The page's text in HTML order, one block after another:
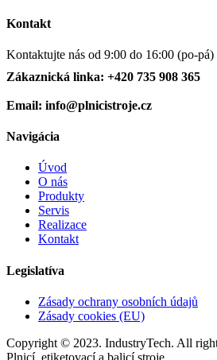
Kontakt
Kontaktujte nás od 9:00 do 16:00 (po-pá)
Zákaznická linka: +420 735 908 365
Email: info@plnicistroje.cz
Navigácia
Úvod
O nás
Produkty
Servis
Realizace
Kontakt
Legislatíva
Zásady ochrany osobních údajů
Zásady cookies (EU)
Copyright © 2023. IndustryTech. All
Plnicí, etiketovací a balicí stroje